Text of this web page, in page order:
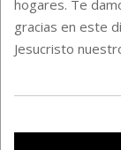
hogares. Te
gracias en este
Jesucristo